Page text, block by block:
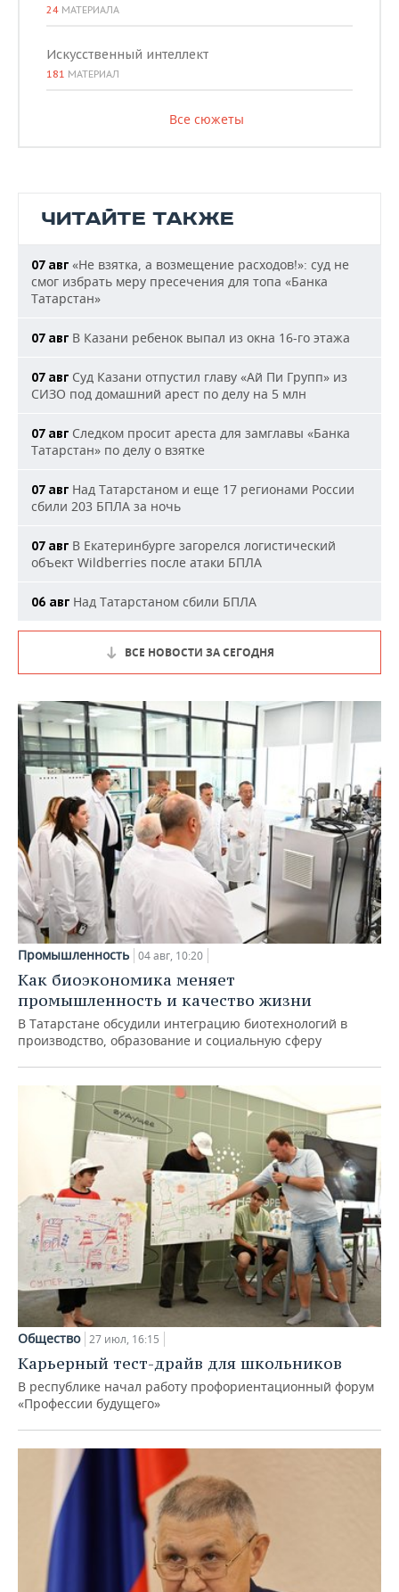
24 МАТЕРИАЛА
Искусственный интеллект
181 МАТЕРИАЛ
Все сюжеты
ЧИТАЙТЕ ТАКЖЕ
07 авг «Не взятка, а возмещение расходов!»: суд не
смог избрать меру пресечения для топа «Банка
Татарстан»
07 авг В Казани ребенок выпал из окна 16-го этажа
07 авг Суд Казани отпустил главу «Ай Пи Групп» из
СИЗО под домашний арест по делу на 5 млн
07 авг Следком просит ареста для замглавы «Банка
Татарстан» по делу о взятке
07 авг Над Татарстаном и еще 17 регионами России
сбили 203 БПЛА за ночь
07 авг В Екатеринбурге загорелся логистический
объект Wildberries после атаки БПЛА
06 авг Над Татарстаном сбили БПЛА
ВСЕ НОВОСТИ ЗА СЕГОДНЯ
Промышленность 04 авг, 10:20
Как биоэкономика меняет
промышленность и качество жизни
В Татарстане обсудили интеграцию биотехнологий в
производство, образование и социальную сферу
Общество 27 июл, 16:15
Карьерный тест-драйв для школьников
В республике начал работу профориентационный форум
«Профессии будущего»